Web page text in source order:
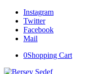
Instagram
Twitter
Facebook
Mail
0Shopping Cart